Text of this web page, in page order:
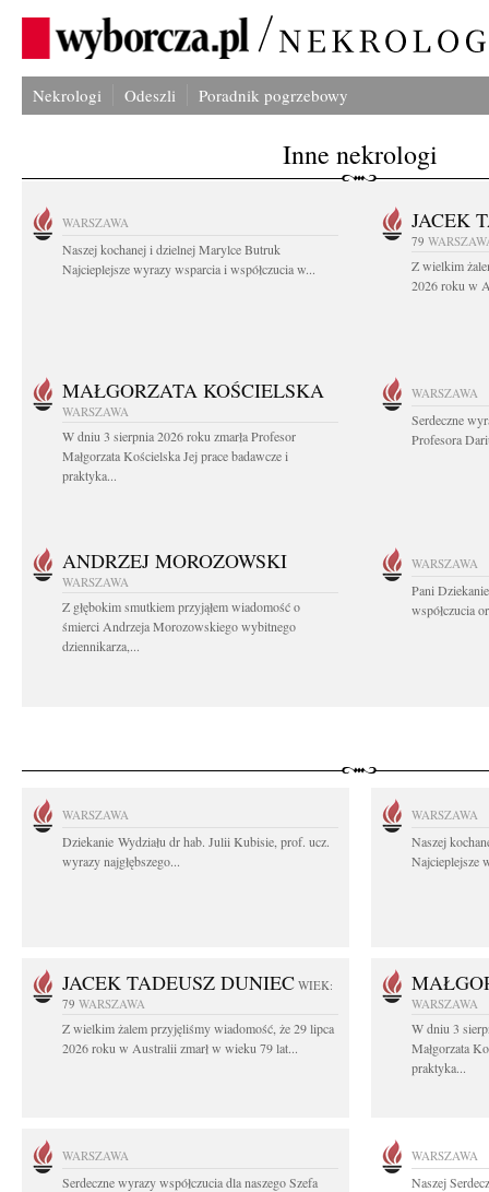
Nekrologi Odeszli Poradnik pogrzebowy
Inne nekrologi
WARSZAWA
Naszej kochanej i dzielnej Marylce Butruk
Najcieplejsze wyrazy wsparcia i współczucia w...
JACEK
79
Z wielkim
2026 roku w
MAŁGORZATA KOŚCIELSKA
WARSZAWA
W dniu 3 sierpnia 2026 roku zmarła Profesor
Małgorzata Kościelska Jej prace badawcze i
praktyka...
WARSZAWA
Serdeczne
Profesora
ANDRZEJ MOROZOWSKI
WARSZAWA
Z głębokim smutkiem przyjąłem wiadomość o
śmierci Andrzeja Morozowskiego wybitnego
dziennikarza,...
WARSZAWA
Pani
współczucia
WARSZAWA
Dziekanie Wydziału dr hab. Julii Kubisie, prof. ucz.
wyrazy najgłębszego...
WARSZAWA
Naszej
Najcieplejsze
JACEK TADEUSZ DUNIEC WIEK:
79 WARSZAWA
Z wielkim żalem przyjęliśmy wiadomość, że 29 lipca
2026 roku w Australii zmarł w wieku 79 lat...
WARSZAWA
W dniu 3
Małgorzata
praktyka...
WARSZAWA
Serdeczne wyrazy współczucia dla naszego Szefa
WARSZAWA
Naszej